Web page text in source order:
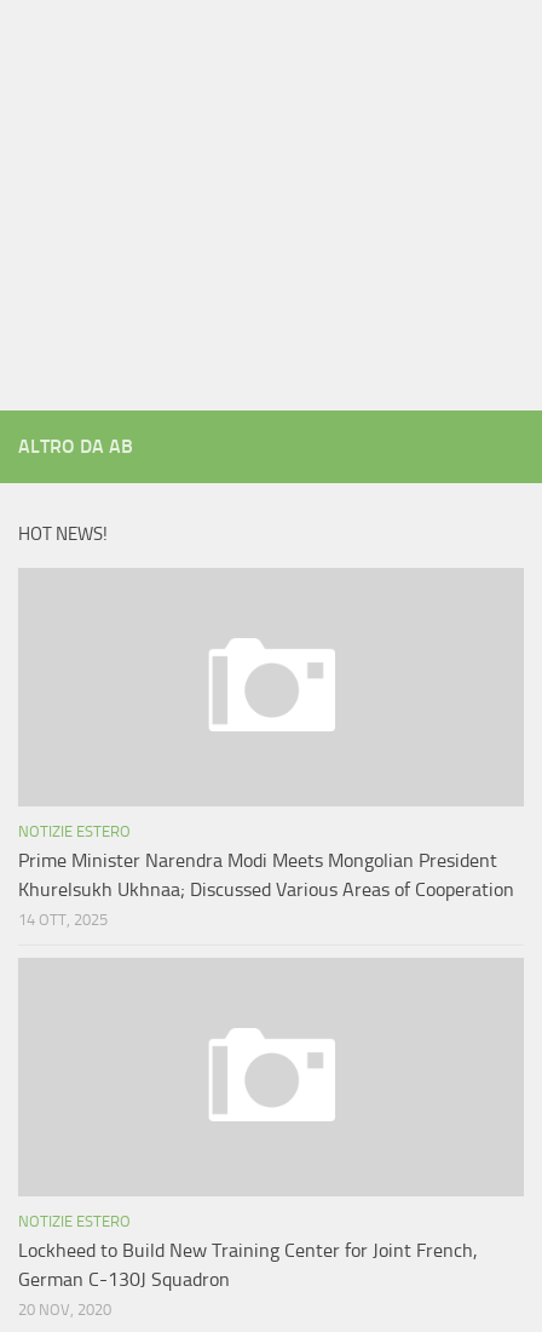
ALTRO DA AB
HOT NEWS!
NOTIZIE ESTERO
Prime Minister Narendra Modi Meets Mongolian President
Khurelsukh Ukhnaa; Discussed Various Areas of Cooperation
14 OTT, 2025
NOTIZIE ESTERO
Lockheed to Build New Training Center for Joint French,
German C-130J Squadron
20 NOV, 2020